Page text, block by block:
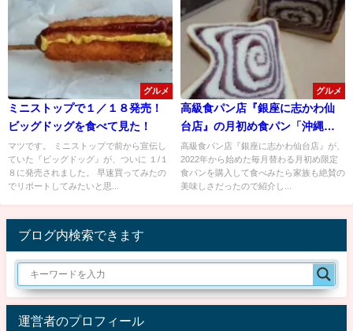
グルメ
ミニストップで１／１８発売！
ビッグドッグを食べて見た！
マツです。 ミニストップで前から宣伝し
ていた『ビッグドッグ』が、ついに １/１
８に発売されました。 早速買ってみたの
でリポートしてみたいと思...
グルメ
高級食パン店『銀座に志かわ仙
台店』の月初め食パン「沖縄熟
成紅いもあん」が旨すぎる！
高級食パン店『銀座に志かわ仙台店』が、
2022年から始めた毎月替わる月初め限定
食パンを購入して食べみたら家族も絶賛の
美味しさだったので紹介し...
ブログ内検索できます
運営者のプロフィール